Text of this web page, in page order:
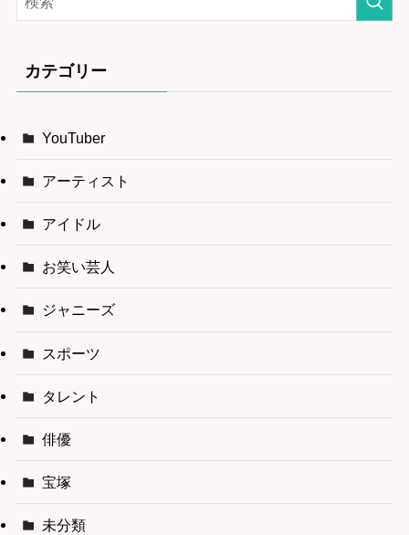
カテゴリー
YouTuber
アーティスト
アイドル
お笑い芸人
ジャニーズ
スポーツ
タレント
俳優
宝塚
未分類